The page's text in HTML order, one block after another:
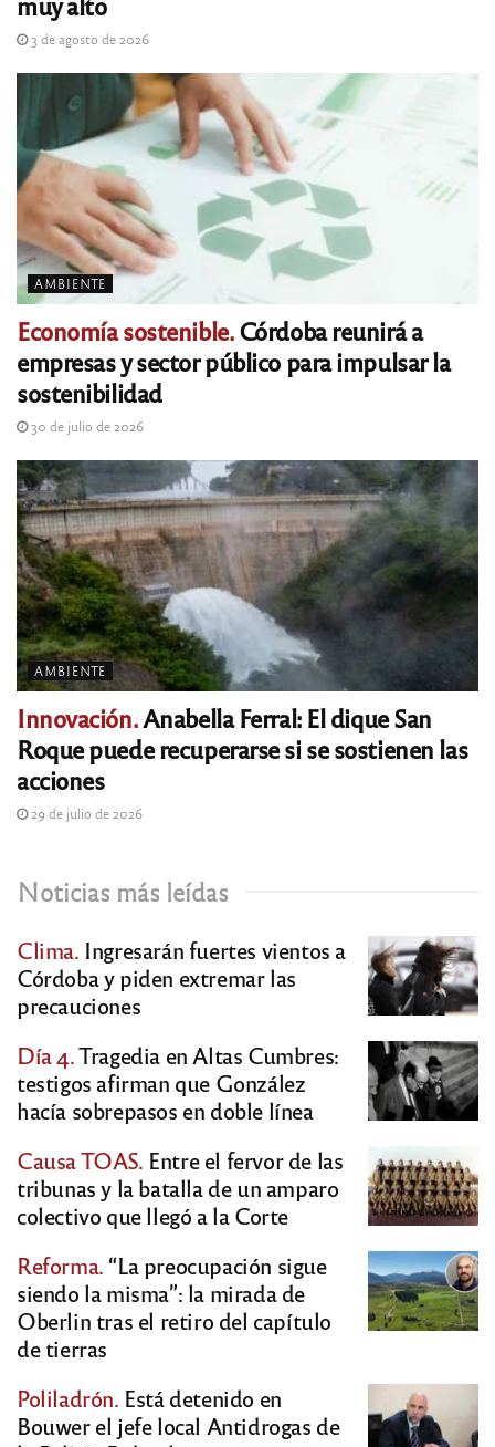
3 de agosto de 2026
AMBIENTE
Economía sostenible.Córdoba reunirá a
empresas y sector público para impulsar la
sostenibilidad
30 de julio de 2026
AMBIENTE
Innovación.Anabella Ferral: El dique San
Roque puede recuperarse si se sostienen las
acciones
29 de julio de 2026
Noticias más leídas
Clima. Ingresarán fuertes vientos a
Córdoba y piden extremar las
precauciones
Día 4.Tragedia en Altas Cumbres:
testigos afirman que González
hacía sobrepasos en doble línea
Causa TOAS. Entre el fervor de las
tribunas y la batalla de un amparo
colectivo que llegó a la Corte
Reforma. “La preocupación sigue
siendo la misma”: la mirada de
Oberlin tras el retiro del capítulo
de tierras
Poliladrón. Está detenido en
Bouwer el jefe local Antidrogas de